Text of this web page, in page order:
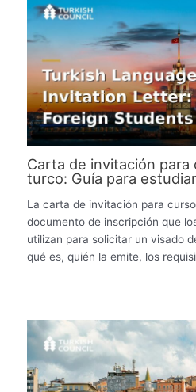
Carta de invitación para
turco: Guía para
La carta de invitación para
documento de inscripción que
utilizan para solicitar un visado
qué es, quién la emite, los